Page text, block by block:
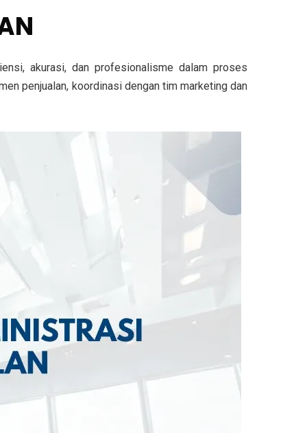
akurasi, dan profesionalisme dalam proses
penjualan, koordinasi dengan tim marketing dan